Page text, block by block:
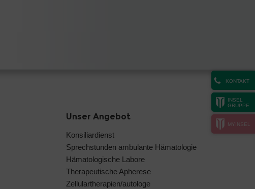
KONTAKT
INSEL
GRUPPE
MYINSEL
Unser Angebot
Konsiliardienst
Sprechstunden ambulante Hämatologie
Hämatologische Labore
Therapeutische Apherese
Zellulartherapien/autologe